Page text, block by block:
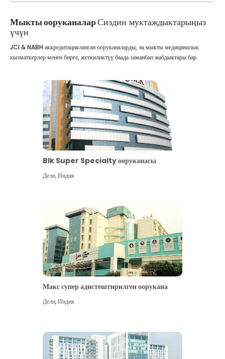
Мыкты ооруканаларСиздин муктаждыктарыңыз
үчүн
JCI & NABH аккредитацияланган ооруканаларды, эң мыкты медициналык
кызматкерлер менен бирге, жеткиликтүү баада заманбап жабдыктары бар.
Blk Super Specialty ооруканасы
Дели,Индия
Макс супер адистештирилген оорукана
Дели,Индия